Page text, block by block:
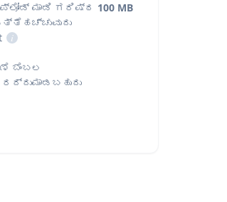
ಮಾಡಿ ಗರಿಷ್ಠ 100 MB
i
ಬೆಂಬಲ
ರದ್ದುಮಾಡಬಹುದು